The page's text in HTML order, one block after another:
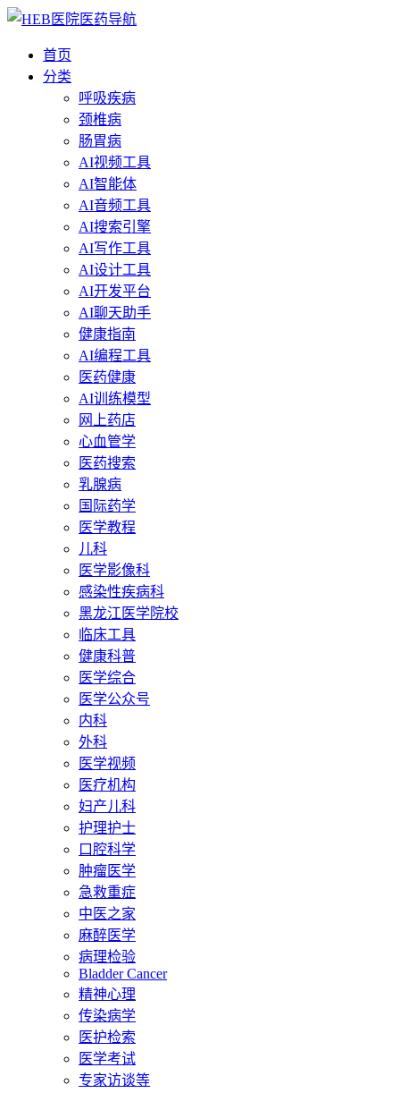
首页
分类
呼吸疾病
颈椎病
肠胃病
AI视频工具
AI智能体
AI音频工具
AI搜索引擎
AI写作工具
AI设计工具
AI开发平台
AI聊天助手
健康指南
AI编程工具
医药健康
AI训练模型
网上药店
心血管学
医药搜索
乳腺病
国际药学
医学教程
儿科
医学影像科
感染性疾病科
黑龙江医学院校
临床工具
健康科普
医学综合
医学公众号
内科
外科
医学视频
医疗机构
妇产儿科
护理护士
口腔科学
肿瘤医学
急救重症
中医之家
麻醉医学
病理检验
Bladder Cancer
精神心理
传染病学
医护检索
医学考试
专家访谈等